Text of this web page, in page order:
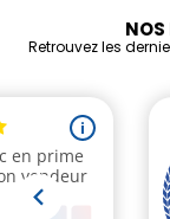
NOS
Retrouvez les